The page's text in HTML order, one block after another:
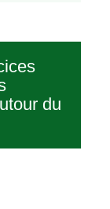
du